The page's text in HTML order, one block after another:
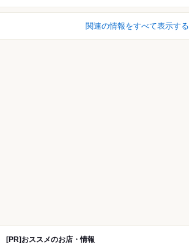
関連の情報をすべて表示する
[PR]おススメのお店・情報